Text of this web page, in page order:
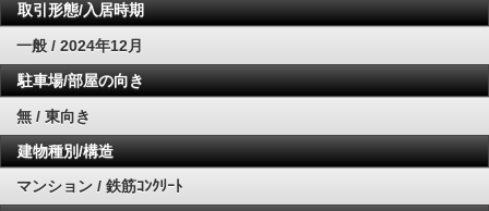
取引形態/入居時期
一般 / 2024年12月
駐車場/部屋の向き
無 / 東向き
建物種別/構造
マンション / 鉄筋ｺﾝｸﾘｰﾄ